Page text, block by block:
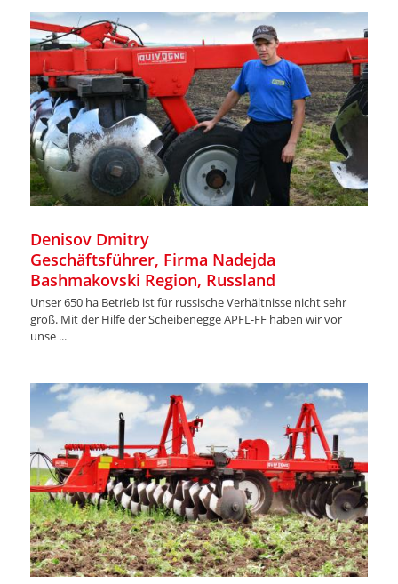
Denisov Dmitry
Geschäftsführer, Firma Nadejda
Bashmakovski Region, Russland
Unser 650 ha Betrieb ist für russische Verhältnisse nicht sehr
groß. Mit der Hilfe der Scheibenegge APFL-FF haben wir vor
unse ...